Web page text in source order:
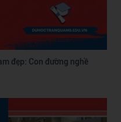
đẹp: Con đường nghề